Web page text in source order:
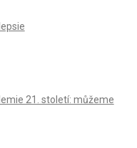
21. století: můžeme